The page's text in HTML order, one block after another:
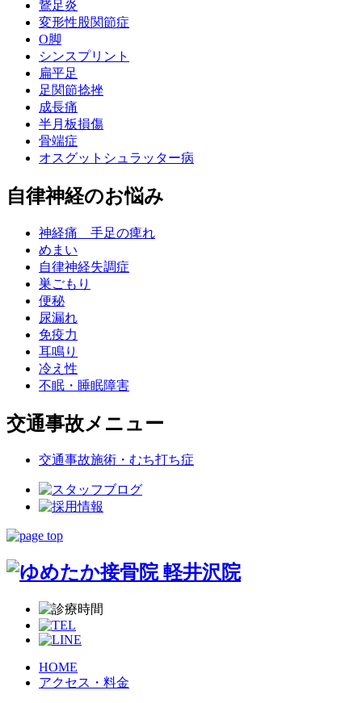
鵞足炎
変形性股関節症
O脚
シンスプリント
扁平足
足関節捻挫
成長痛
半月板損傷
骨端症
オスグットシュラッター病
自律神経のお悩み
神経痛 手足の痺れ
めまい
自律神経失調症
巣ごもり
便秘
尿漏れ
免疫力
耳鳴り
冷え性
不眠・睡眠障害
交通事故メニュー
交通事故施術・むち打ち症
HOME
アクセス・料金